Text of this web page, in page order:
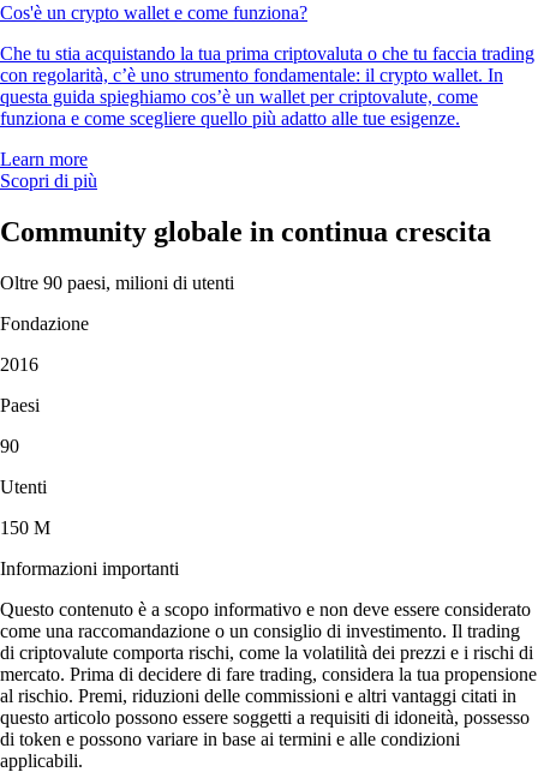
Cos'è un crypto wallet e come funziona?
Che tu stia acquistando la tua prima criptovaluta o che tu faccia trading
con regolarità, c’è uno strumento fondamentale: il crypto wallet. In
questa guida spieghiamo cos’è un wallet per criptovalute, come
funziona e come scegliere quello più adatto alle tue esigenze.
Learn more
Scopri di più
Community globale in continua crescita
Oltre 90 paesi, milioni di utenti
Fondazione
2016
Paesi
90
Utenti
150 M
Informazioni importanti
Questo contenuto è a scopo informativo e non deve essere considerato
come una raccomandazione o un consiglio di investimento. Il trading
di criptovalute comporta rischi, come la volatilità dei prezzi e i rischi di
mercato. Prima di decidere di fare trading, considera la tua propensione
al rischio. Premi, riduzioni delle commissioni e altri vantaggi citati in
questo articolo possono essere soggetti a requisiti di idoneità, possesso
di token e possono variare in base ai termini e alle condizioni
applicabili.